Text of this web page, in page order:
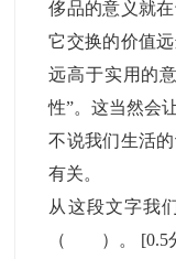
侈品的意义就
它交换的价值
远高于实用的
性”。这当然会
不说我们生活
有关。
从这段文字我
（ ）。 [0.5